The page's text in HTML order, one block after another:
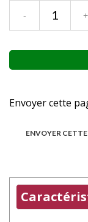
Envoyer cette
ENVOYER